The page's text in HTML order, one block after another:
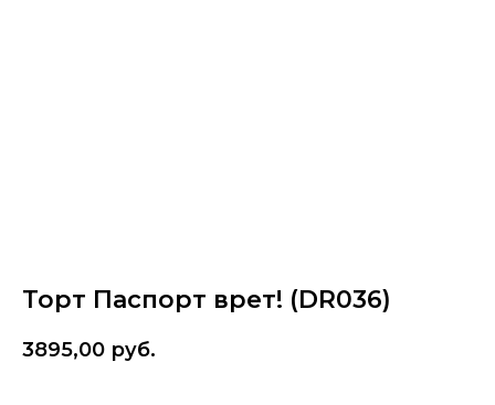
Торт Паспорт врет! (DR036)
3895,00 руб.